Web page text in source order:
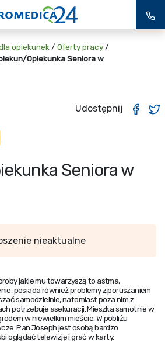
opiekunek / Oferty pracy /
Opiekunka Seniora w
Udostępnij
Seniora w
nieaktualne
jakie mu towarzyszą to astma,
posiada również problemy z poruszaniem
samodzielnie, natomiast poza nim z
potrzebuje asekuracji. Mieszka samotnie w
w niewielkim mieście. W pobliżu
Pan Joseph jest osobą bardzo
oglądać telewizję i grać w karty.